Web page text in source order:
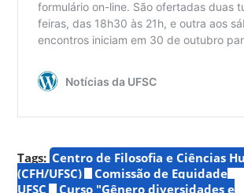
Tags: Centro de Filosofia e Ciências
(CFH/UFSC)
Comissão de Equidade
UFSC
Curso "Gênero diversidades e